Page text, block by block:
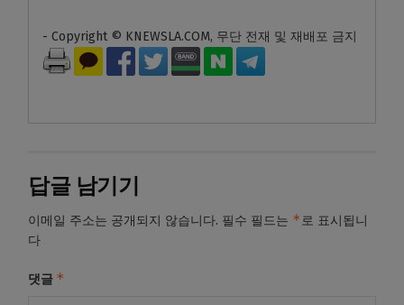
- Copyright © KNEWSLA.COM, 무단 전재 및 재배포 금지
답글 남기기
이메일 주소는 공개되지 않습니다. 필수 필드는 *로 표시됩니
다
댓글 *